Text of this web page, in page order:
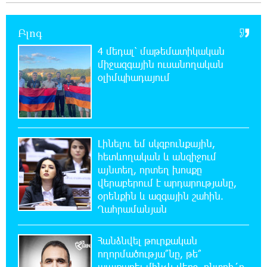
կատակ անողների համար. Մենուա
Սողոմոնյան
23:50:47 5-08-2026
Օգոստոսի 6-ին, 7-ին, 10-ին, 11-ին, 12-ին և
13-ին հարյուրավոր հասցեներում լույս չի
լինելու
23:31:16 5-08-2026
ջուր չի լինելու
23:13:33 5-08-2026
Եվրոպայի մայրաքաղաքները գրանցում են
շոգի նոր ռեկորդներ
22:54:16 5-08-2026
Զովունի-Եղվարդ ճանապարհին բախվել են
«Alfa Romeo»-ն և «Opel»-ը. կա վիրավոր
Բլոգ
4 մեդալ՝ մաթեմատիկական
միջազգային ուսանողական
օլիմպիադայում
Լինելու եմ սկզբունքային,
հետևողական և անզիջում
այնտեղ, որտեղ խոսքը
վերաբերում է արդարությանը,
օրենքին և ազգային շահին.
Ղահրամանյան
Հանձնվել թուրքական
ողորմածությա՞նը, թե՞